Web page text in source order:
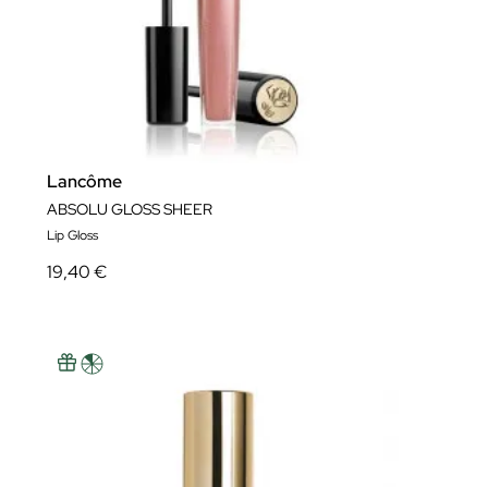
Lancôme
ABSOLU GLOSS SHEER
Lip Gloss
19,40 €